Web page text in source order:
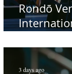
Rondō
public
3 days ago